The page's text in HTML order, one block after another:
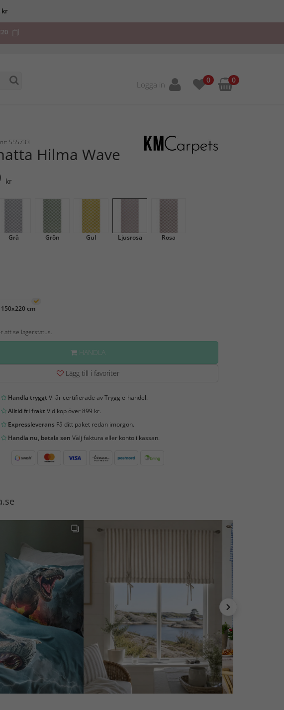
kr
Logga in 0 0
555733
Hilma Wave
kr
Grå Grön Gul Ljusrosa Rosa
150x220 cm
att se lagerstatus.
HANDLA
Lägg till i favoriter
Handla tryggtVi är certifierade av Trygg e-handel.
Alltid fri fraktVid köp över 899 kr.
ExpressleveransFå ditt paket redan imorgon.
Handla nu, betala sen Välj faktura eller konto i kassan.